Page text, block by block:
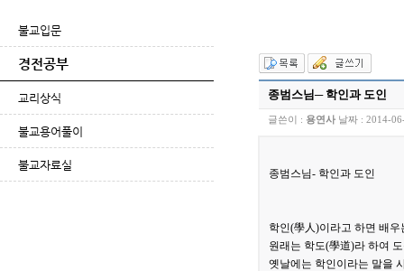
불교입문
경전공부
교리상식
불교용어풀이
불교자료실
종범스님─ 학인과 도인
글쓴이 : 용연사 날짜 : 2014-
종범스님- 학인과 도인
학인(學人)이라고 하면 배
원래는 학도(學道)라 하여
옛날에는 학인이라는 말을